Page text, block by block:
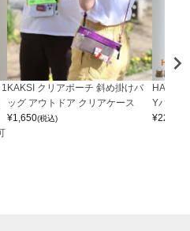
KAKSI クリアポーチ 斜め掛けバ
ッグ アウトドア クリアケース
¥1,650(税込)
Yバッグ
¥22,000